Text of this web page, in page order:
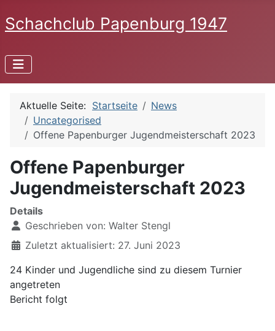
Schachclub Papenburg 1947
Aktuelle Seite: Startseite
News
Uncategorised
Offene Papenburger Jugendmeisterschaft 2023
Offene Papenburger
Jugendmeisterschaft 2023
Details
Geschrieben von: Walter Stengl
Zuletzt aktualisiert: 27. Juni 2023
24 Kinder und Jugendliche sind zu diesem Turnier
angetreten
Bericht folgt